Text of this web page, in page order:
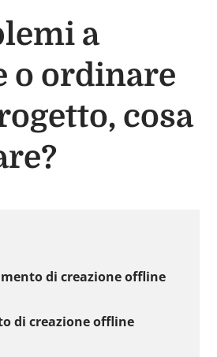
a
o ordinare
cosa
di creazione offline
di creazione offline